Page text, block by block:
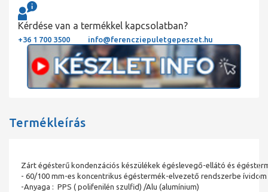
Kérdése van a termékkel kapcsolatban?
+36 1 700 3500 info@ferencziepuletgepeszet.hu
Termékleírás
Zárt égésterű kondenzációs készülékek égéslevegő-ellátó és
- 60/100 mm-es koncentrikus égéstermék-elvezető rendszerbe
-Anyaga : PPS ( polifenilén szulfid) /Alu (alumínium)